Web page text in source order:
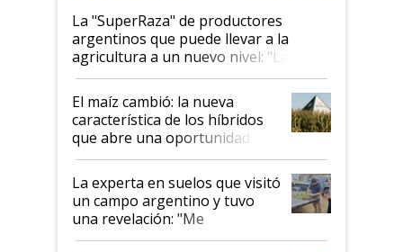
La "SuperRaza" de productores
argentinos que puede llevar a la
agricultura a un nuevo nivel: "Las
posibilidades de crecimiento son
infinitas"
El maíz cambió: la nueva
característica de los híbridos
que abre una oportunidad en
el lote
La experta en suelos que visitó
un campo argentino y tuvo
una revelación: "Me
impresionó mucho"